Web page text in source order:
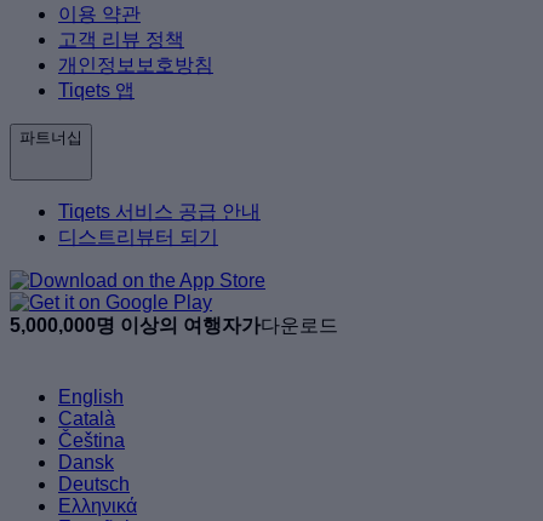
이용 약관
고객 리뷰 정책
개인정보보호방침
Tiqets 앱
파트너십
Tiqets 서비스 공급 안내
디스트리뷰터 되기
5,000,000명 이상의 여행자가다운로드
English
Català
Čeština
Dansk
Deutsch
Ελληνικά